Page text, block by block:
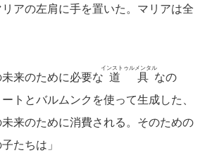
アの左肩に手を置いた。マリアは全
未来のために必要な 道具
インストゥルメンタル
なの
トとバルムンクを使って生成した、
来のために消費される。そのための
たちは」